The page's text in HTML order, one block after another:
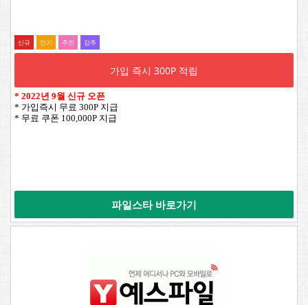
신규 인기 추전 강추
가입 즉시 300P 적립
* 2022년 9월 신규 오픈
* 가입즉시 무료 300P 지급
* 무료 쿠폰 100,000P 지급
파일스타 바로가기